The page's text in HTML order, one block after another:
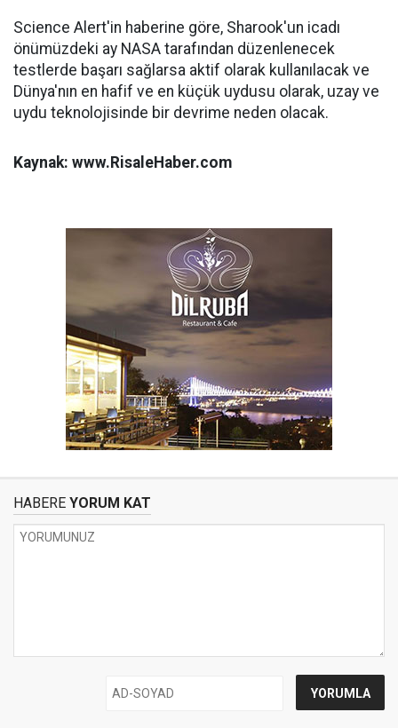
Science Alert'in haberine göre, Sharook'un icadı
önümüzdeki ay NASA tarafından düzenlenecek
testlerde başarı sağlarsa aktif olarak kullanılacak ve
Dünya'nın en hafif ve en küçük uydusu olarak, uzay ve
uydu teknolojisinde bir devrime neden olacak.
Kaynak: www.RisaleHaber.com
HABERE YORUM KAT